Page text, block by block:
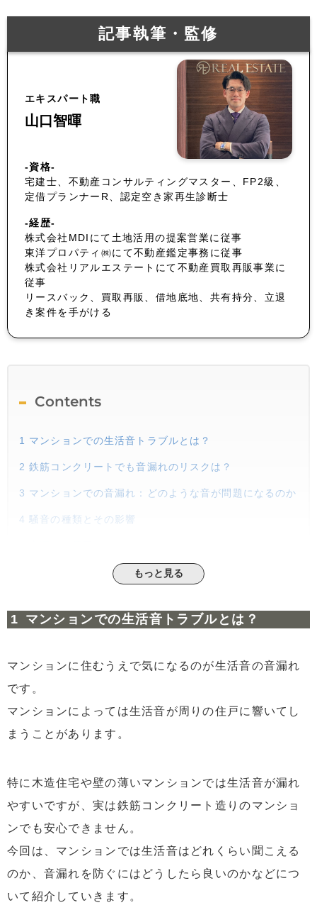
記事執筆・監修
エキスパート職
山口智暉
-資格-
宅建士、不動産コンサルティングマスター、FP2級、
定借プランナーR、認定空き家再生診断士
-経歴-
株式会社MDIにて土地活用の提案営業に従事
東洋プロパティ㈱にて不動産鑑定事務に従事
株式会社リアルエステートにて不動産買取再販事業に
従事
リースバック、買取再販、借地底地、共有持分、立退
き案件を手がける
Contents
1 マンションでの生活音トラブルとは？
2 鉄筋コンクリートでも音漏れのリスクは？
3 マンションでの音漏れ：どのような音が問題になるのか
4 騒音の種類とその影響
生活音を抑えるための実践的な方法
洗濯機を水平に置く
6.2掃除機の音に注意する
6.4テレビやステレオを壁の近くに置かない
6.5
6.6ペットのストレスをなくす
リフォームを検討する
7まとめ：マンションで快適に過ごすためのポイント
もっと見る
マンションでの生活音トラブルとは？
マンションに住むうえで気になるのが生活音の音漏れ
です。
マンションによっては生活音が周りの住戸に響いてし
まうことがあります。
特に木造住宅や壁の薄いマンションでは生活音が漏れ
やすいですが、実は鉄筋コンクリート造りのマンショ
ンでも安心できません。
今回は、マンションでは生活音はどれくらい聞こえる
のか、音漏れを防ぐにはどうしたら良いのかなどにつ
いて紹介していきます。